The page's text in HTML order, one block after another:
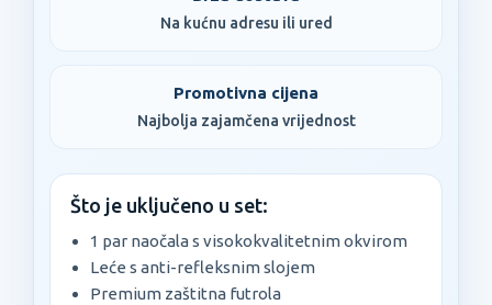
Na kućnu adresu ili ured
Promotivna cijena
Najbolja zajamčena vrijednost
Što je uključeno u set:
1 par naočala s visokokvalitetnim okvirom
Leće s anti-refleksnim slojem
Premium zaštitna futrola